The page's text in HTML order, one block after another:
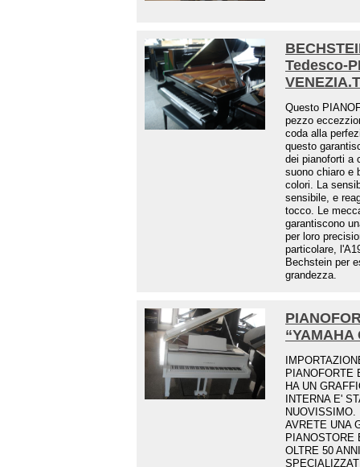
Tedesco-
Questo
pezzo
coda alla
questo
dei pianoforti a
suono chiaro e
colori. La
sensibile, e
tocco. Le
garantiscono
per loro
particolare,
Bechstein per
grandezza.
“YAMAHA
PIANOFORTE
HA UN
INTERNA E'
AVRETE UNA
PIANOSTORE
OLTRE 50